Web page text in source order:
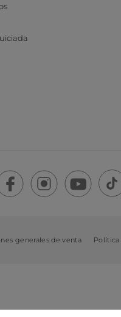
generales de venta